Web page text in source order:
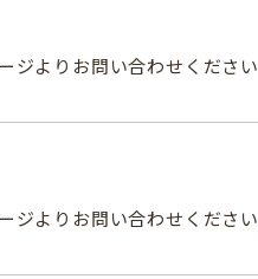
ジよりお問い合わせください
ジよりお問い合わせください